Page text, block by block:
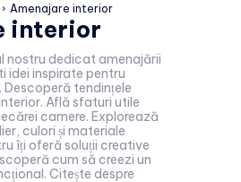
Amenajare interior
interior
nostru dedicat amenajării
idei inspirate pentru
tendințele
Află sfaturi utile
camere. Explorează
culori și materiale
îți oferă soluții creative
cum să creezi un
Citește despre